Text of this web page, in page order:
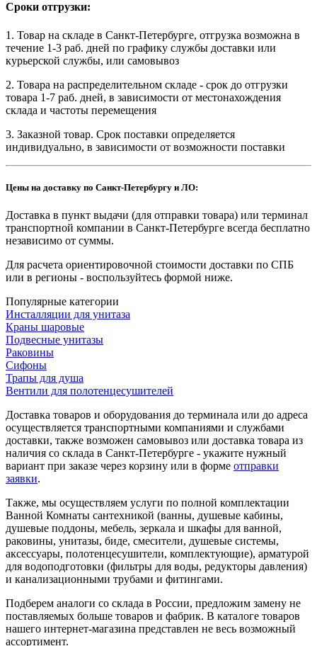
Сроки отгрузки:
1. Товар на складе в Санкт-Петербурге, отгрузка возможна в
течение 1-3 раб. дней по графику службы доставки или
курьерской службы, или самовывоз
2. Товара на распределительном складе - срок до отгрузки
товара 1-7 раб. дней, в зависимости от местонахождения
склада и частоты перемещения
3. Заказной товар. Срок поставки определяется
индивидуально, в зависимости от возможности поставки
Цены на доставку по Санкт-Петербургу и ЛО:
Доставка в пункт выдачи (для отправки товара) или терминал
транспортной компании в Санкт-Петербурге всегда бесплатно
независимо от суммы.
Для расчета ориентировочной стоимости доставки по СПБ
или в регионы - воспользуйтесь формой ниже.
Популярные категории
Инсталляции для унитаза
Краны шаровые
Подвесные унитазы
Раковины
Сифоны
Трапы для душа
Вентили для полотенцесушителей
Доставка товаров и оборудования до терминала или до адреса
осуществляется транспортными компаниями и службами
доставки, также возможен самовывоз или доставка товара из
наличия со склада в Санкт-Петербурге - укажите нужный
вариант при заказе через корзину или в форме отправки
заявки.
Также, мы осуществляем услуги по полной комплектации
Ванной Комнаты сантехникой (ванны, душевые кабины,
душевые поддоны, мебель, зеркала и шкафы для ванной,
раковины, унитазы, биде, смесители, душевые системы,
аксессуары, полотенцесушители, комплектующие), арматурой
для водоподготовки (фильтры для воды, редукторы давления)
и канализационными трубами и фитингами.
Подберем аналоги со склада в России, предложим замену не
поставляемых больше товаров и фабрик. В каталоге товаров
нашего интернет-магазина представлен не весь возможный
ассортимент.